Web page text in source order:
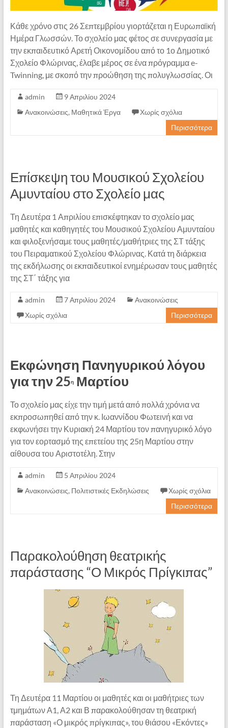
Κάθε χρόνο στις 26 Σεπτεμβρίου γιορτάζεται η Ευρωπαϊκή
Ημέρα Γλωσσών. Το σχολείο μας φέτος σε συνεργασία με
την εκπαιδευτικό Αρετή Οικονομίδου από το 1ο Δημοτικό
Σχολείο Φλώρινας, έλαβε μέρος σε ένα πρόγραμμα e-
Twinning, με σκοπό την προώθηση της πολυγλωσσίας. Οι
admin
9 Απριλίου 2024
Ανακοινώσεις, Μαθητικά Έργα
Χωρίς σχόλια
Περισσότερα
Επίσκεψη του Μουσικού Σχολείου
Αμυνταίου στο Σχολείο μας
Τη Δευτέρα 1 Απριλίου επισκέφτηκαν το σχολείο μας
μαθητές και καθηγητές του Μουσικού Σχολείου Αμυνταίου
και φιλοξενήσαμε τους μαθητές/μαθήτριες της ΣΤ τάξης
του Πειραματικού Σχολείου Φλώρινας. Κατά τη διάρκεια
της εκδήλωσης οι εκπαιδευτικοί ενημέρωσαν τους μαθητές
της ΣΤ΄ τάξης για
admin 7 Απριλίου 2024
Ανακοινώσεις
Χωρίς σχόλια
Περισσότερα
Εκφώνηση Πανηγυρικού λόγου
για την 25ηΜαρτίου
Το σχολείο μας είχε την τιμή μετά από πολλά χρόνια να
εκπροσωπηθεί από την κ. Ιωαννίδου Φωτεινή και να
εκφωνήσει την Κυριακή 24 Μαρτίου τον πανηγυρικό λόγο
για τον εορτασμό της επετείου της 25η Μαρτίου στην
αίθουσα του Αριστοτέλη. Στην
admin
5 Απριλίου 2024
Ανακοινώσεις, Πολιτιστικές Εκδηλώσεις
Χωρίς σχόλια
Περισσότερα
Παρακολούθηση θεατρικής
παράστασης “Ο Μικρός Πρίγκιπας”
Τη Δευτέρα 11 Μαρτίου οι μαθητές και οι μαθήτριες των
τμημάτων Α1, Α2 και Β παρακολούθησαν τη θεατρική
παράσταση «Ο μικρός πρίγκιπας», του θιάσου «Εκόντες»